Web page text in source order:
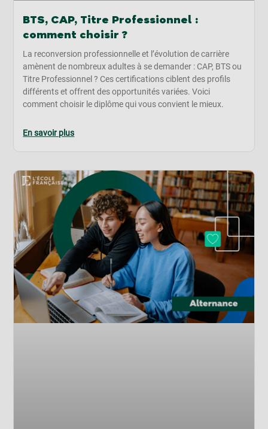
BTS, CAP, Titre Professionnel :
comment choisir ?
La reconversion professionnelle et l’évolution de carrière
amènent de nombreux adultes à se demander : CAP, BTS ou
Titre Professionnel ? Ces certifications ciblent des profils
différents et offrent des opportunités variées. Voici
comment choisir le diplôme qui vous convient le mieux.
En savoir plus